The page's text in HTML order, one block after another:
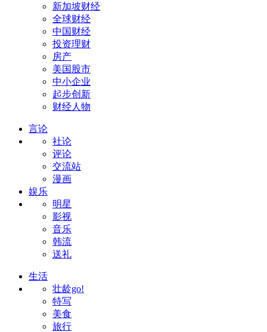
新加坡财经
全球财经
中国财经
投资理财
房产
美国股市
中小企业
起步创新
财经人物
言论
社论
评论
交流站
漫画
娱乐
明星
影视
音乐
韩流
送礼
生活
壮龄go!
特写
美食
旅行